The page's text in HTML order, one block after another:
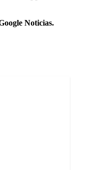
Noticias.